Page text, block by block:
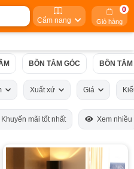
Cẩm nang Giỏ hàng
0
BỒN TẮM GÓC BỒN
Xuất xứ Giá
Khuyến mãi tốt nhất Xem nhiều